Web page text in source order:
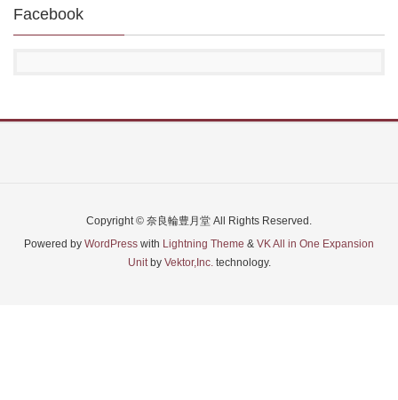
Facebook
Copyright © 奈良輪豊月堂 All Rights Reserved.
Powered by WordPress with Lightning Theme & VK All in One Expansion
Unitby Vektor,Inc.technology.